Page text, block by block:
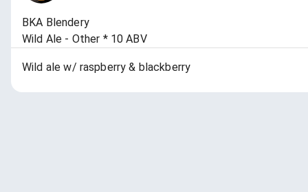
BKA Blendery
Wild Ale - Other * 10 ABV
Wild ale w/ raspberry & blackberry